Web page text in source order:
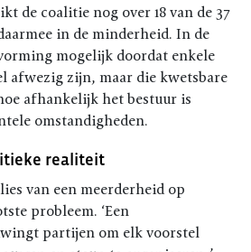
de coalitie nog over 18 van de 37
in de minderheid. In de
mogelijk doordat enkele
afwezig zijn, maar die kwetsbare
afhankelijk het bestuur is
omstandigheden.
realiteit
van een meerderheid op
probleem. ‘Een
partijen om elk voorstel